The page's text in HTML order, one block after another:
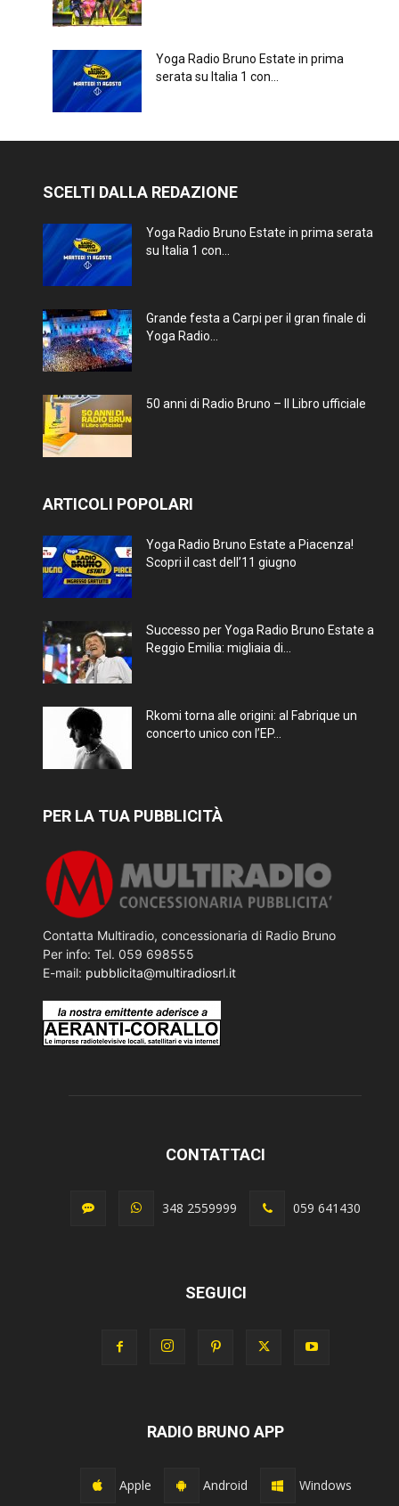
Yoga Radio Bruno Estate in prima
serata su Italia 1 con...
SCELTI DALLA REDAZIONE
Yoga Radio Bruno Estate in prima serata
su Italia 1 con...
Grande festa a Carpi per il gran finale di
Yoga Radio...
50 anni di Radio Bruno – Il Libro ufficiale
ARTICOLI POPOLARI
Yoga Radio Bruno Estate a Piacenza!
Scopri il cast dell’11 giugno
Successo per Yoga Radio Bruno Estate a
Reggio Emilia: migliaia di...
Rkomi torna alle origini: al Fabrique un
concerto unico con l’EP...
PER LA TUA PUBBLICITÀ
Contatta Multiradio, concessionaria di Radio Bruno
Per info: Tel. 059 698555
E-mail: pubblicita@multiradiosrl.it
CONTATTACI
348 2559999 059 641430
SEGUICI
RADIO BRUNO APP
Apple Android Windows